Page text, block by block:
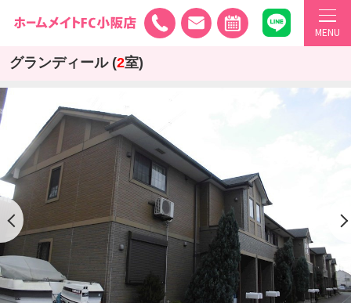
MENU
グランディール (2室)